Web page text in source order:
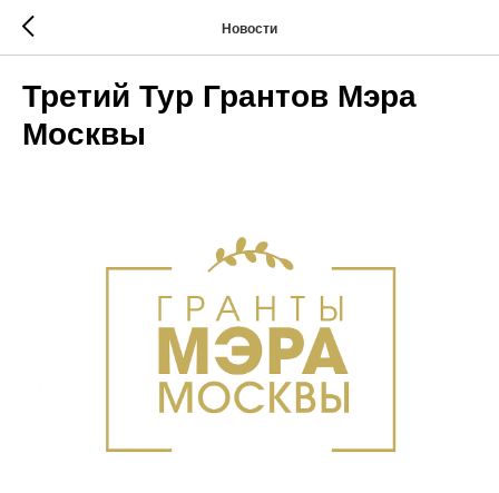
Новости
Третий Тур Грантов Мэра
Москвы